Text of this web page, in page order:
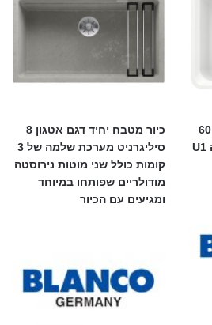
כיור דגם ויז'ן מתאים לארון 60
ס"מ | תוצרת בלנקו גרמניה U1
כיור מטבח יחיד דגם אטגון 8
סיליגרניט מערכת שלמה של 3
קומות כולל שני מוטות נירוסטה
מודולריים שפותחו במיוחד
ומגיעים עם הכיור